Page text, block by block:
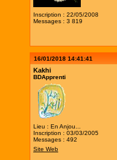
Inscription : 22/05/2008
Messages : 3 819
16/01/2018 14:41:41
Kakhi
BDApprenti
Lieu : En Anjou...
Inscription : 03/03/2005
Messages : 492
Site Web